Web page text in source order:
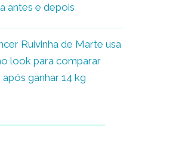
antes e depois
Ruivinha de Marte usa
look para comparar
ganhar 14 kg